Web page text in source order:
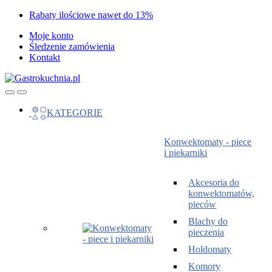
Skip
navigation
Skip
content
Rabaty ilościowe nawet do 13%
Moje konto
Śledzenie zamówienia
Kontakt
OpenClose
KATEGORIE
Konwektomaty - piece
i piekarniki
Akcesoria do
konwektomatów,
pieców
Blachy do
pieczenia
Holdomaty
Komory